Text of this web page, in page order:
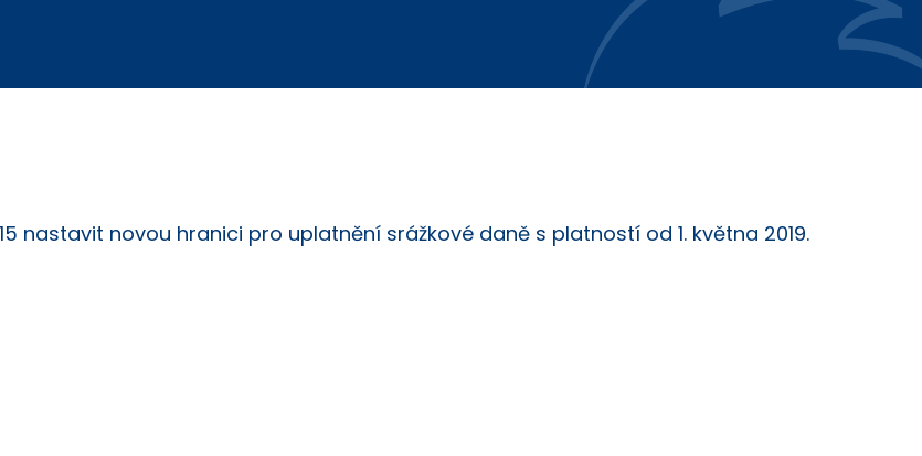
nastavit novou hranici pro uplatnění srážkové daně s platností od 1. května 2019.